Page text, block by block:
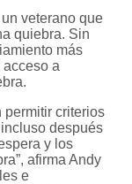
veterano que
quiebra. Sin
más
acceso a
permitir criterios
después
y los
afirma Andy
e